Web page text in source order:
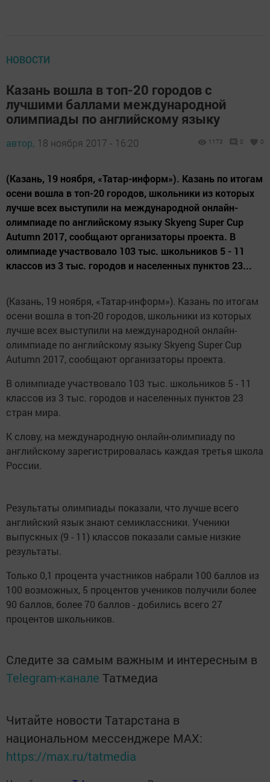
НОВОСТИ
Казань вошла в топ-20 городов с
лучшими баллами международной
олимпиады по английскому языку
автор, 18 ноября 2017 - 16:20 1173 0 0
(Казань, 19 ноября, «Татар-информ»). Казань по итогам
осени вошла в топ-20 городов, школьники из которых
лучше всех выступили на международной онлайн-
олимпиаде по английскому языку Skyeng Super Cup
Autumn 2017, сообщают организаторы проекта. В
олимпиаде участвовало 103 тыс. школьников 5 - 11
классов из 3 тыс. городов и населенных пунктов 23...
(Казань, 19 ноября, «Татар-информ»). Казань по итогам
осени вошла в топ-20 городов, школьники из которых
лучше всех выступили на международной онлайн-
олимпиаде по английскому языку Skyeng Super Cup
Autumn 2017, сообщают организаторы проекта.
В олимпиаде участвовало 103 тыс. школьников 5 - 11
классов из 3 тыс. городов и населенных пунктов 23
стран мира.
К слову, на международную онлайн-олимпиаду по
английскому зарегистрировалась каждая третья школа
России.
Результаты олимпиады показали, что лучше всего
английский язык знают семиклассники. Ученики
выпускных (9 - 11) классов показали самые низкие
результаты.
Только 0,1 процента участников набрали 100 баллов из
100 возможных, 5 процентов учеников получили более
90 баллов, более 70 баллов - добились всего 27
процентов школьников.
Следите за самым важным и интересным в
Telegram-канале Татмедиа
Читайте новости Татарстана в
национальном мессенджере MАХ:
https://max.ru/tatmedia